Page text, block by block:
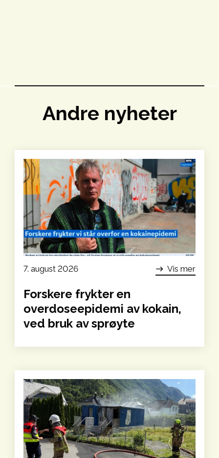
Andre nyheter
7. august 2026 east Vis mer
Forskere frykter en
overdoseepidemi av kokain,
ved bruk av sprøyte